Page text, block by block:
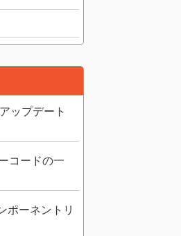
ップデート
コードの一
ポーネントリ